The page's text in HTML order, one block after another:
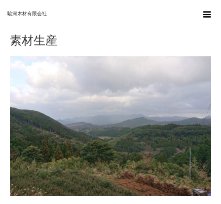
駿河木材有限会社
素材生産
素材生産